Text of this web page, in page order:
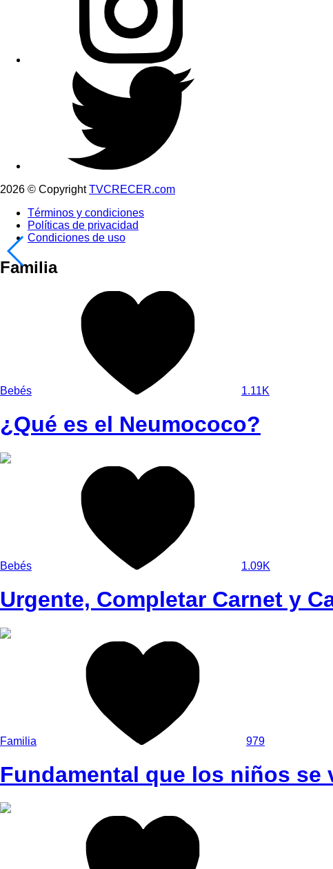
2026 © CopyrightTVCRECER.com
Términos y condiciones
Políticas de privacidad
Condiciones de uso
Familia
Bebés 1.11K
¿Qué es el Neumococo?
Bebés 1.09K
Urgente, Completar Carnet y
Familia 979
Fundamental que los niños se